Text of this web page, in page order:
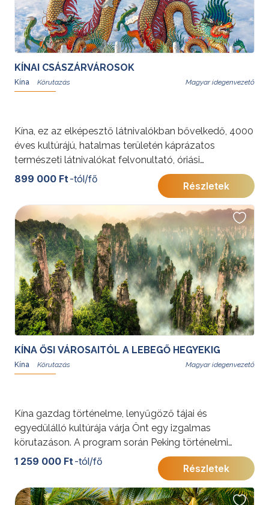
KÍNAI CSÁSZÁRVÁROSOK
Kína Magyar idegenvezető
Kína, ez az elképesztő látnivalókban bővelkedő, 4000
éves kultúrájú, hatalmas területén káprázatos
természeti látnivalókat felvonultató, óriási
metropoliszaival és elfeledett falvaival ámulatba ejtő
ország lenyűgöző élmény. A körutazás a
legfontosabb látnivalókat ismerteti Peking, X’ian,
Sanghaj útvonalon.
További érdekességekért Kínáról kattintson ide.
899 000 Ft -tól/fő
Részletek
KÍNA ŐSI VÁROSAITÓL A LEBEGŐ HEGYEKIG
Kína Magyar idegenvezető
Kína gazdag történelme, lenyűgöző tájai és
egyedülálló kultúrája várja Önt egy izgalmas
körutazáson. A program során Peking történelmi
csodái, a Kínai Nagy Fal, Xi’an terrakotta hadserege,
Zhangjiajie természeti szépségei és Sanghaj modern
látványosságai teszik felejthetetlenné az élményt.
Merüljön el a helyi kultúrában és gasztronómiában a
1 259 000 Ft -tól/fő
Részletek